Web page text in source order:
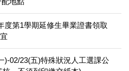
度第1學期延修生畢業證書領取
)-02/23(五)特殊狀況人工選課公